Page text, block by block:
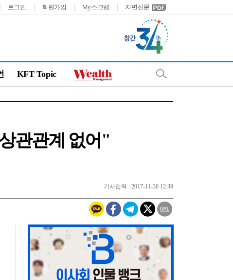
로그인 회원가입 My스크랩 지면신문
KFT Topic
관관계 없어"
기사입력 : 2017-11-30 12:38